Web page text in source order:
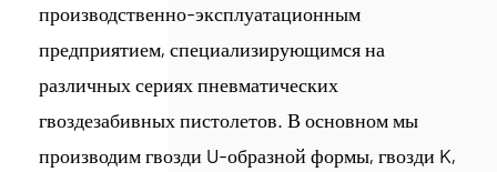
производственно-эксплуатационным
предприятием, специализирующимся на
различных сериях пневматических
гвоздезабивных пистолетов. В основном мы
производим гвозди U-образной формы, гвозди K,